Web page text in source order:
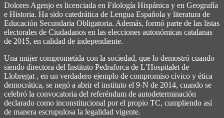
Dolores Agenjo es licenciada en Filología Hispánica y en Geografía
e Historia. Ha sido catedrática de Lengua Española y literatura de
Educación Secundaria Obligatoria. Además, formó parte de las listas
electorales de Ciudadanos en las elecciones autonómicas catalanas
de 2015, en calidad de independiente.
Una mujer comprometida con la sociedad, que lo demostró cuando
siendo directora del Instituto Pedraforca de L’Hospitalet de
Llobregat , en un verdadero ejemplo de compromiso cívico y ética
democrática, se negó a abrir el instituto el 9-N de 2014, cuando se
celebró la convocatoria del referéndum de autodeterminación
declarado como inconstitucional por el propio TC, cumpliendo así
de manera escrupulosa la legalidad vigente.